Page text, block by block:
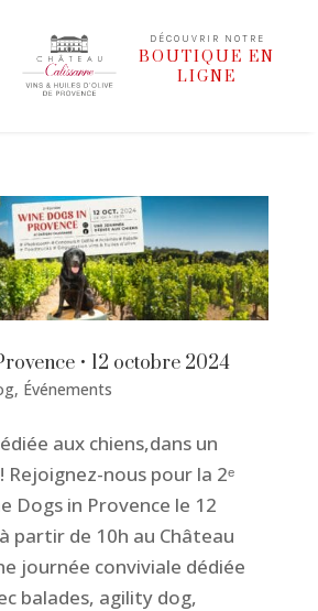
DÉCOUVRIR NOTRE
BOUTIQUE EN
LIGNE
• 12 octobre 2024
, Événements
aux chiens,dans un
nous pour la 2ᵉ
Dogs in Provence le 12
partir de 10h au Château
journée conviviale dédiée
balades, agility dog,